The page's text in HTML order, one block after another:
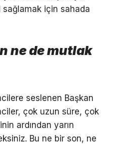
sağlamak için sahada
ne de mutlak
seslenen Başkan
çok uzun süre, çok
ardından yarın
Bu ne bir son, ne